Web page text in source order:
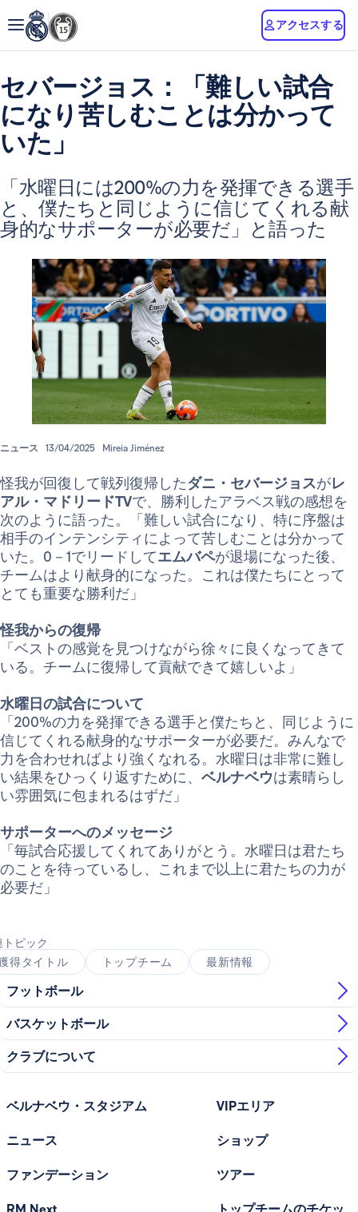
アクセスする
セバージョス：「難しい試合
になり苦しむことは分かって
いた」
「水曜日には200%の力を発揮できる選手
と、僕たちと同じように信じてくれる献
身的なサポーターが必要だ」と語った
ニュース 13/04/2025 Mireia Jiménez
怪我が回復して戦列復帰したダニ・セバージョスがレ
アル・マドリードTVで、勝利したアラベス戦の感想を
次のように語った。「難しい試合になり、特に序盤は
相手のインテンシティによって苦しむことは分かって
いた。0－1でリードしてエムバペが退場になった後、
チームはより献身的になった。これは僕たちにとって
とても重要な勝利だ」
怪我からの復帰
「ベストの感覚を見つけながら徐々に良くなってきて
いる。チームに復帰して貢献できて嬉しいよ」
水曜日の試合について
「200%の力を発揮できる選手と僕たちと、同じように
信じてくれる献身的なサポーターが必要だ。みんなで
力を合わせればより強くなれる。水曜日は非常に難し
い結果をひっくり返すために、 ベルナベウは素晴らし
い雰囲気に包まれるはずだ」
サポーターへのメッセージ
「毎試合応援してくれてありがとう。水曜日は君たち
のことを待っているし、これまで以上に君たちの力が
必要だ」
トピック
得タイトル
トップチーム 最新情報
フットボール
バスケットボール
クラブについて
ベルナベウ・スタジアム
ニュース
ファンデーション
VIPエリア
ショップ
ツアー